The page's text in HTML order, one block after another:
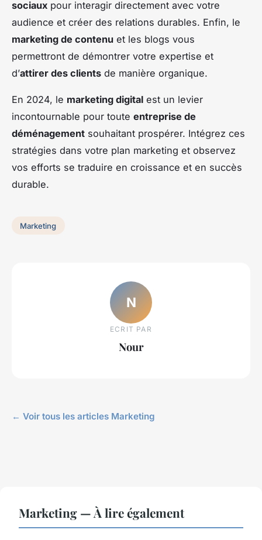
sociaux pour interagir directement avec votre
audience et créer des relations durables. Enfin, le
marketing de contenu et les blogs vous
permettront de démontrer votre expertise et
d’attirer des clients de manière organique.
En 2024, le marketing digital est un levier
incontournable pour toute entreprise de
déménagement souhaitant prospérer. Intégrez ces
stratégies dans votre plan marketing et observez
vos efforts se traduire en croissance et en succès
durable.
Marketing
N
ECRIT PAR
Nour
← Voir tous les articles Marketing
Marketing — À lire également